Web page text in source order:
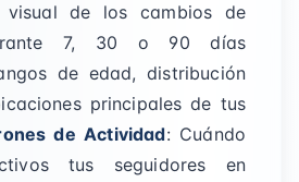
visual de los cambios de
7, 30 o 90 días
de edad, distribución
principales de tus
de Actividad: Cuándo
tus seguidores en